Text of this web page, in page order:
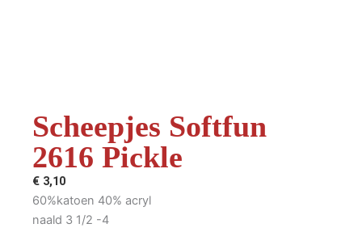
Scheepjes Softfun
2616 Pickle
€ 3,10
60%katoen 40% acryl
naald 3 1/2 -4